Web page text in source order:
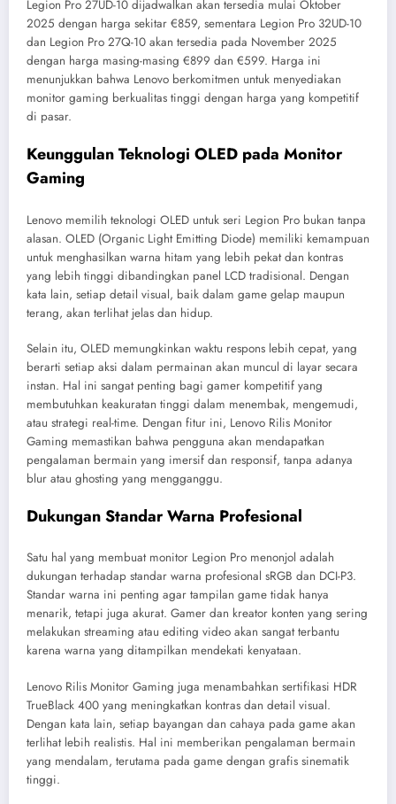
Legion Pro 27UD-10 dijadwalkan akan tersedia mulai Oktober
2025 dengan harga sekitar €859, sementara Legion Pro 32UD-10
dan Legion Pro 27Q-10 akan tersedia pada November 2025
dengan harga masing-masing €899 dan €599. Harga ini
menunjukkan bahwa Lenovo berkomitmen untuk menyediakan
monitor gaming berkualitas tinggi dengan harga yang kompetitif
di pasar.
Keunggulan Teknologi OLED pada Monitor
Gaming
Lenovo memilih teknologi OLED untuk seri Legion Pro bukan tanpa
alasan. OLED (Organic Light Emitting Diode) memiliki kemampuan
untuk menghasilkan warna hitam yang lebih pekat dan kontras
yang lebih tinggi dibandingkan panel LCD tradisional. Dengan
kata lain, setiap detail visual, baik dalam game gelap maupun
terang, akan terlihat jelas dan hidup.
Selain itu, OLED memungkinkan waktu respons lebih cepat, yang
berarti setiap aksi dalam permainan akan muncul di layar secara
instan. Hal ini sangat penting bagi gamer kompetitif yang
membutuhkan keakuratan tinggi dalam menembak, mengemudi,
atau strategi real-time. Dengan fitur ini, Lenovo Rilis Monitor
Gaming memastikan bahwa pengguna akan mendapatkan
pengalaman bermain yang imersif dan responsif, tanpa adanya
blur atau ghosting yang mengganggu.
Dukungan Standar Warna Profesional
Satu hal yang membuat monitor Legion Pro menonjol adalah
dukungan terhadap standar warna profesional sRGB dan DCI-P3.
Standar warna ini penting agar tampilan game tidak hanya
menarik, tetapi juga akurat. Gamer dan kreator konten yang sering
melakukan streaming atau editing video akan sangat terbantu
karena warna yang ditampilkan mendekati kenyataan.
Lenovo Rilis Monitor Gaming juga menambahkan sertifikasi HDR
TrueBlack 400 yang meningkatkan kontras dan detail visual.
Dengan kata lain, setiap bayangan dan cahaya pada game akan
terlihat lebih realistis. Hal ini memberikan pengalaman bermain
yang mendalam, terutama pada game dengan grafis sinematik
tinggi.